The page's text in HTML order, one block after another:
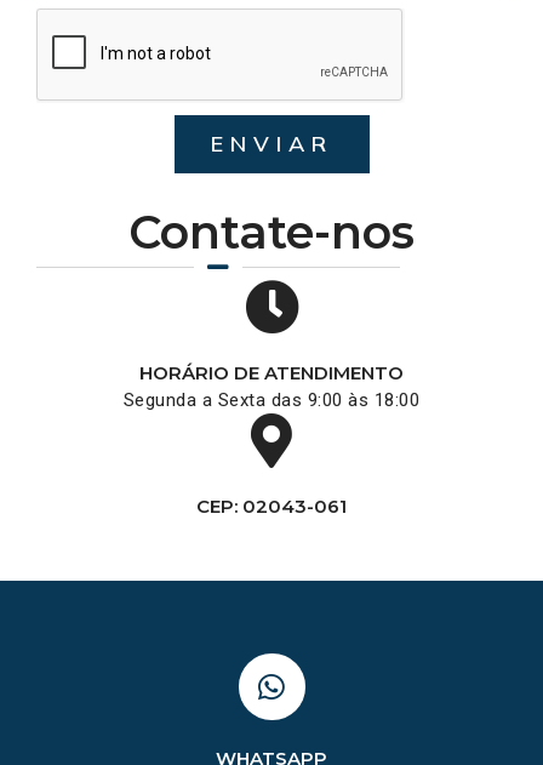
Contate-nos
HORÁRIO DE ATENDIMENTO
Segunda a Sexta das 9:00 às 18:00
CEP: 02043-061
ENVIAR
WHATSAPP